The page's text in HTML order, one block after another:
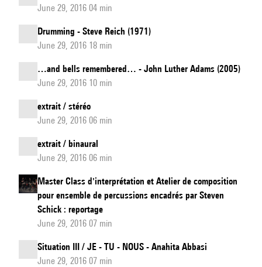
June 29, 2016 04 min
Drumming - Steve Reich (1971)
June 29, 2016 18 min
…and bells remembered… - John Luther Adams (2005)
June 29, 2016 10 min
extrait / stéréo
June 29, 2016 06 min
extrait / binaural
June 29, 2016 06 min
Master Class d'interprétation et Atelier de composition
pour ensemble de percussions encadrés par Steven
Schick : reportage
June 29, 2016 07 min
Situation III / JE - TU - NOUS - Anahita Abbasi
June 29, 2016 07 min